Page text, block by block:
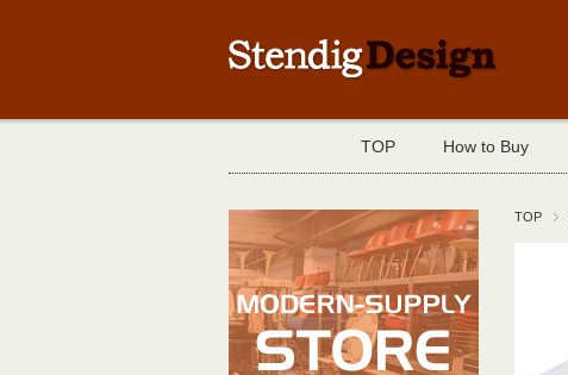
TOP How to Buy
TOP